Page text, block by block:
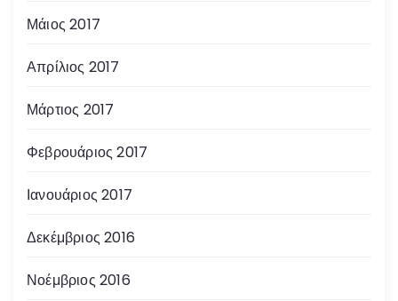
Μάιος 2017
Απρίλιος 2017
Μάρτιος 2017
Φεβρουάριος 2017
Ιανουάριος 2017
Δεκέμβριος 2016
Νοέμβριος 2016